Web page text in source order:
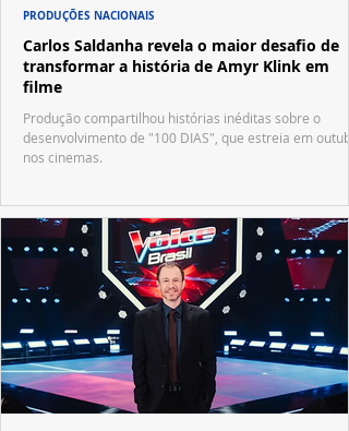
Carlos Saldanha revela o maior desafio de
transformar a história de Amyr Klink em
filme
Produção compartilhou histórias inéditas sobre o
desenvolvimento de "100 DIAS", que estreia em
nos cinemas.
PRODUÇÕES NACIONAIS